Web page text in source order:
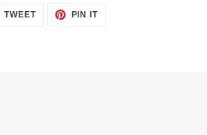
TWEETTWEET PIN ITPIN